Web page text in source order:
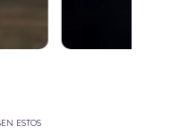
ESTOS